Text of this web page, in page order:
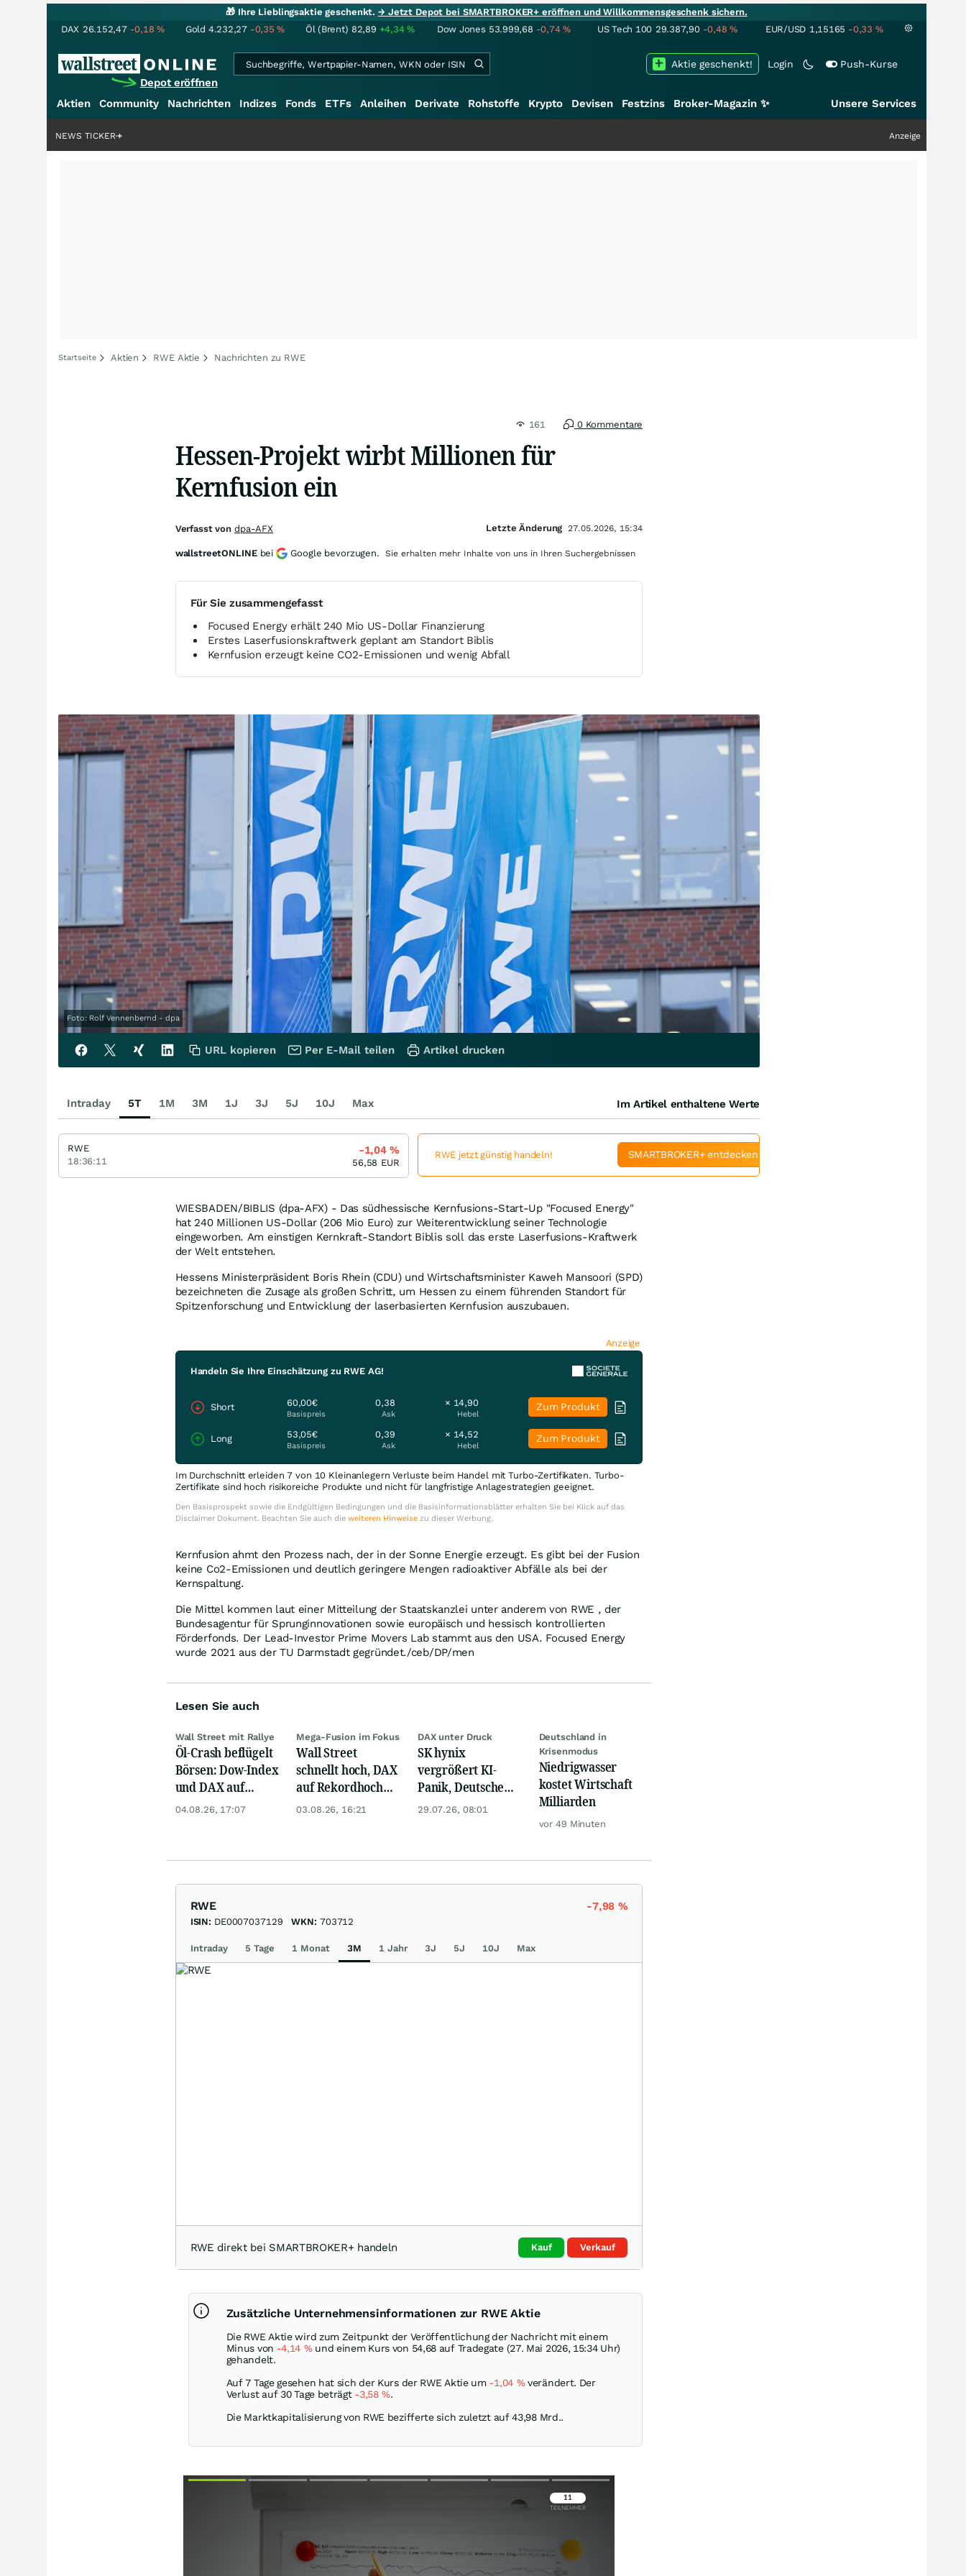
🎁 Ihre Lieblingsaktie geschenkt.→ Jetzt Depot bei SMARTBROKER+ eröffnen und Willkommensgeschenk sichern.
DAX 26.152,47 -0,18% Gold 4.232,27 -0,35% Öl (Brent) 82,89 +4,34% Dow Jones 53.999,68 -0,74% US Tech 100 29.387,90 -0,48% EUR/USD 1,15165 -0,33 %
Depot eröffnen
Login Push-Kurse
Aktie geschenkt!
Aktien Community Nachrichten Indizes Fonds ETFs Anleihen Derivate Rohstoffe Krypto Devisen Festzins Broker-Magazin ✨ Unsere Services
Anzeige
NEWS TICKER
Startseite Aktien RWE Aktie Nachrichten zu RWE
161 0 Kommentare
Hessen-Projekt wirbt Millionen für
Kernfusion ein
Für Sie zusammengefasst
Focused Energy erhält 240 Mio US-Dollar Finanzierung
Erstes Laserfusionskraftwerk geplant am Standort Biblis
Kernfusion erzeugt keine CO2-Emissionen und wenig Abfall
Foto: Rolf Vennenbernd - dpa
WIESBADEN/BIBLIS (dpa-AFX) - Das südhessische Kernfusions-Start-Up "Focused Energy"
hat 240 Millionen US-Dollar (206 Mio Euro) zur Weiterentwicklung seiner Technologie
eingeworben. Am einstigen Kernkraft-Standort Biblis soll das erste Laserfusions-Kraftwerk
der Welt entstehen.
Hessens Ministerpräsident Boris Rhein (CDU) und Wirtschaftsminister Kaweh Mansoori (SPD)
bezeichneten die Zusage als großen Schritt, um Hessen zu einem führenden Standort für
Spitzenforschung und Entwicklung der laserbasierten Kernfusion auszubauen.
Anzeige
Handeln Sie Ihre Einschätzung zu RWE AG!
Short 60,00€
Basispreis
0,38
Ask
× 14,90
Hebel
Zum Produkt
Long 53,05€
Basispreis
0,39
Ask
× 14,52
Hebel
Zum Produkt
Im Durchschnitt erleiden 7 von 10 Kleinanlegern Verluste beim Handel mit Turbo-Zertifikaten. Turbo-
Zertifikate sind hoch risikoreiche Produkte und nicht für langfristige Anlagestrategien geeignet.
Den Basisprospekt sowie die Endgültigen Bedingungen und die Basisinformationsblätter erhalten Sie bei Klick auf das
Disclaimer Dokument. Beachten Sie auch die weiteren Hinweisezu dieser Werbung.
Kernfusion ahmt den Prozess nach, der in der Sonne Energie erzeugt. Es gibt bei der Fusion
keine Co2-Emissionen und deutlich geringere Mengen radioaktiver Abfälle als bei der
Kernspaltung.
Die Mittel kommen laut einer Mitteilung der Staatskanzlei unter anderem von RWE , der
Bundesagentur für Sprunginnovationen sowie europäisch und hessisch kontrollierten
Förderfonds. Der Lead-Investor Prime Movers Lab stammt aus den USA. Focused Energy
wurde 2021 aus der TU Darmstadt gegründet./ceb/DP/men
Lesen Sie auch
Wall Street mit Rallye
Öl-Crash beflügelt
Börsen: Dow-Index
und DAX auf
Rekord, Gold zieht
04.08.26, 17:07
Mega-Fusion im Fokus
Wall Street
schnellt hoch, DAX
auf Rekordhoch
dank Öl-Absturz
03.08.26, 16:21
DAX unter Druck
SK hynix
vergrößert KI-
Panik, Deutsche
Bank überrascht
29.07.26, 08:01
Deutschland in
Krisenmodus
Niedrigwasser
kostet Wirtschaft
Milliarden
vor 49 Minuten
RWE -7,98 %
ISIN: DE0007037129 WKN: 703712
Intraday 5 Tage 1 Monat 3M 1 Jahr 3J 5J 10J Max
RWE direkt bei SMARTBROKER+ handeln Kauf Verkauf
Zusätzliche Unternehmensinformationen zur RWE Aktie
Die RWE Aktie wird zum Zeitpunkt der Veröffentlichung der Nachricht mit einem
Minus von -4,14 %und einem Kurs von 54,68 auf Tradegate (27. Mai 2026, 15:34 Uhr)
gehandelt.
Auf 7 Tage gesehen hat sich der Kurs der RWE Aktie um -1,04 %verändert. Der
Verlust auf 30 Tage beträgt -3,58%.
Die Marktkapitalisierung von RWE bezifferte sich zuletzt auf 43,98 Mrd..
Verfasst von dpa-AFX Letzte Änderung 27.05.2026, 15:34
wallstreetONLINE bei Google bevorzugen. Sie erhalten mehr Inhalte von uns in Ihren Suchergebnissen
URL kopieren Per E-Mail teilen Artikel drucken
Intraday 5T 1M 3M 1J 3J 5J 10J Max Im Artikel enthaltene Werte
RWE
18:36:11
-1,04%
56,58 EUR
RWE jetzt günstig handeln! SMARTBROKER+ entdecken